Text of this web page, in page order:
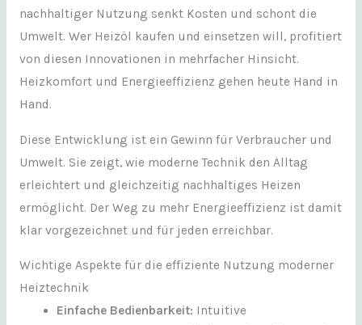
nachhaltiger Nutzung senkt Kosten und schont die
Umwelt. Wer Heizöl kaufen und einsetzen will, profitiert
von diesen Innovationen in mehrfacher Hinsicht.
Heizkomfort und Energieeffizienz gehen heute Hand in
Hand.
Diese Entwicklung ist ein Gewinn für Verbraucher und
Umwelt. Sie zeigt, wie moderne Technik den Alltag
erleichtert und gleichzeitig nachhaltiges Heizen
ermöglicht. Der Weg zu mehr Energieeffizienz ist damit
klar vorgezeichnet und für jeden erreichbar.
Wichtige Aspekte für die effiziente Nutzung moderner
Heiztechnik
Einfache Bedienbarkeit: Intuitive